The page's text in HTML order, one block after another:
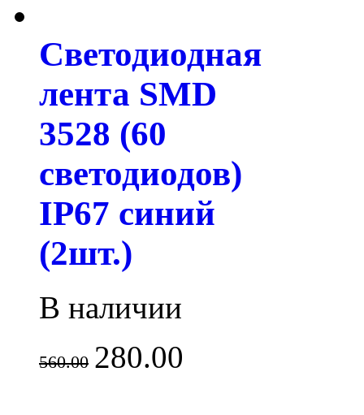
Светодиодная
лента SMD
3528 (60
светодиодов)
IP67 синий
(2шт.)
В наличии
560.00 280.00